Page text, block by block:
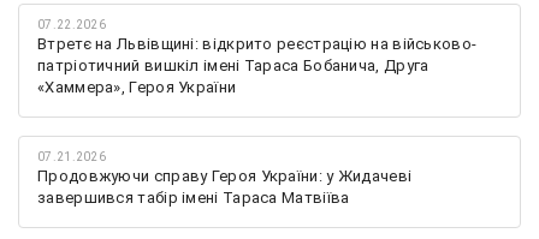
07.22.2026
Втретє на Львівщині: відкрито реєстрацію на військово-
патріотичний вишкіл імені Тараса Бобанича, Друга
«Хаммера», Героя України
07.21.2026
Продовжуючи справу Героя України: у Жидачеві
завершився табір імені Тараса Матвіїва